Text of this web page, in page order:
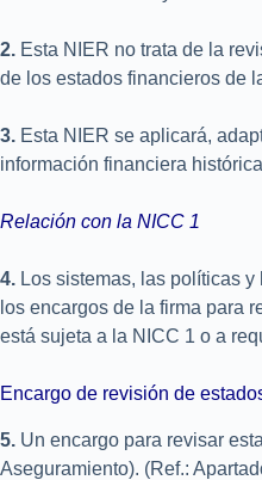
2. Esta NIER no trata de la
de los estados financieros de
3. Esta NIER se aplicará,
información financiera
Relación con la NICC 1
4. Los sistemas, las políticas
los encargos de la firma para
está sujeta a la NICC 1 o a
Encargo de revisión de
5. Un encargo para revisar
Aseguramiento). (Ref.: